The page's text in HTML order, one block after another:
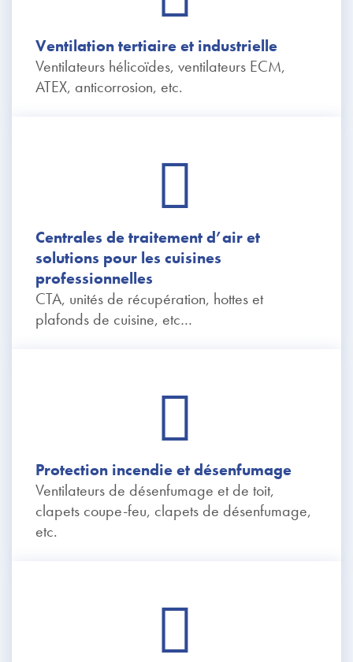
Ventilation tertiaire et industrielle
Ventilateurs hélicoïdes, ventilateurs ECM,
ATEX, anticorrosion, etc.
Centrales de traitement d’air et
solutions pour les cuisines
professionnelles
CTA, unités de récupération, hottes et
plafonds de cuisine, etc…
Protection incendie et désenfumage
Ventilateurs de désenfumage et de toit,
clapets coupe-feu, clapets de désenfumage,
etc.